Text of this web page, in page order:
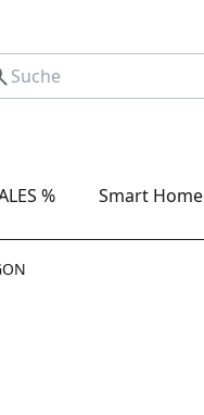
% Smart Home